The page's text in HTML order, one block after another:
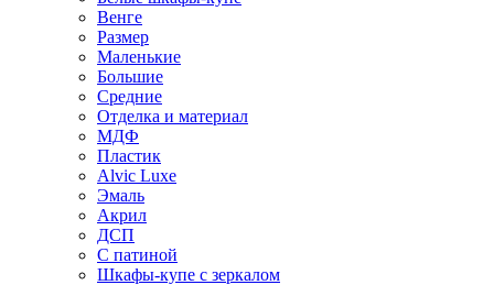
Венге
Размер
Маленькие
Большие
Средние
Отделка и материал
МДФ
Пластик
Alvic Luxe
Эмаль
Акрил
ДСП
С патиной
Шкафы-купе с зеркалом